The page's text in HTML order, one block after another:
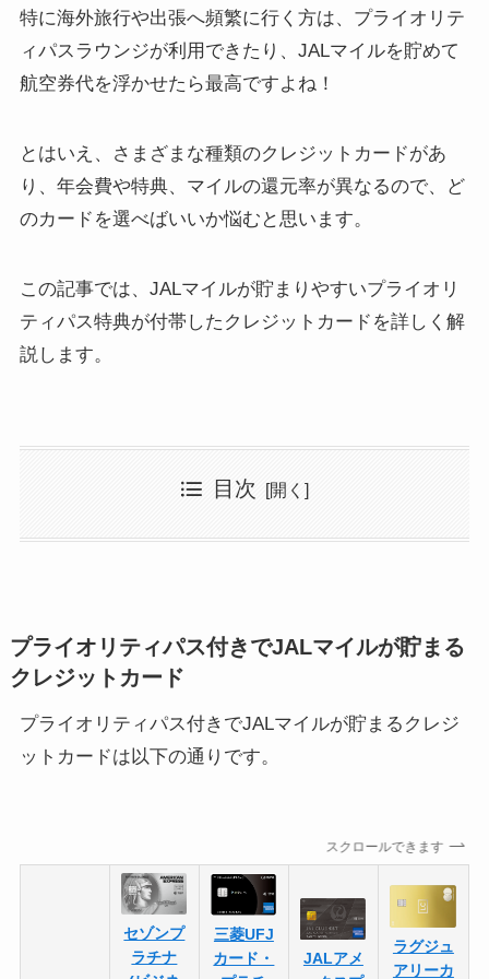
特に海外旅行や出張へ頻繁に行く方は、プライオリテ
ィパスラウンジが利用できたり、JALマイルを貯めて
航空券代を浮かせたら最高ですよね！
とはいえ、さまざまな種類のクレジットカードがあ
り、年会費や特典、マイルの還元率が異なるので、ど
のカードを選べばいいか悩むと思います。
この記事では、JALマイルが貯まりやすいプライオリ
ティパス特典が付帯したクレジットカードを詳しく解
説します。
目次
プライオリティパス付きでJALマイルが貯まる
クレジットカード
プライオリティパス付きでJALマイルが貯まるクレジ
ットカードは以下の通りです。
スクロールできます
セゾンプ
ラチナ
三菱UFJ
カード・
JALアメ
ラグジュ
アリーカ